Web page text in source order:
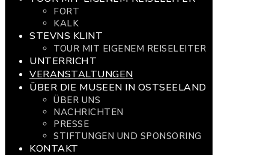
FORT
KALK
STEVNS KLINT
TOUR MIT EIGENEM REISELEITER
UNTERRICHT
VERANSTALTUNGEN
ÜBER DIE MUSEEN IN OSTSEELAND
ÜBER UNS
NACHRICHTEN
PRESSE
STIFTUNGEN UND SPONSORING
KONTAKT